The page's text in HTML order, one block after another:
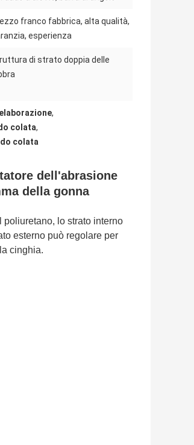
franco fabbrica, alta qualità,
esperienza
di strato doppia delle
,
colata,
colata
dell'abrasione
della gonna
poliuretano, lo strato interno
esterno può regolare per
cinghia.